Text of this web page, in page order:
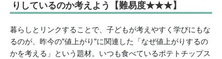
りしているのか考えよう【難易度★★★】
暮らしとリンクすることで、子どもが考えやすく学びにもな
るのが、昨今の”値上がり”に関連した「なぜ値上がりするの
かを考える」という題材。いつも食べているポテトチップス